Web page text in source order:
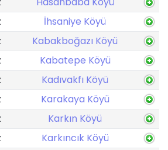
İhsaniye Köyü
Kabakboğazı Köyü
Kabatepe Köyü
Kadıvakfı Köyü
Karakaya Köyü
Karkın Köyü
Karkıncık Köyü